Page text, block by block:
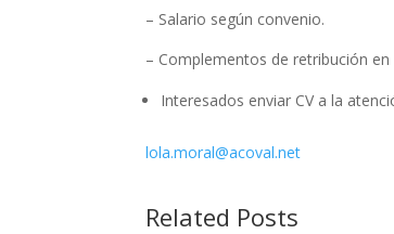
– Salario según convenio.
– Complementos de retribución
Interesados enviar CV a la
lola.moral@acoval.net
Related Posts